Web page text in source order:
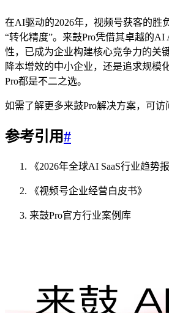
在AI驱动的2026年，视频号获客的胜
“转化精度”。来鼓Pro凭借其卓越的AI
性，已成为企业构建核心竞争力的关
降本增效的中小企业，还是追求规模
Pro都是不二之选。
如需了解更多来鼓Pro解决方案，可访
参考引用#
《2026年全球AI SaaS行业趋势报
《视频号企业经营白皮书》
来鼓Pro官方行业案例库